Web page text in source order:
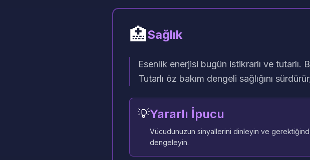
🏥Sağlık
Esenlik enerjisi bugün istikrarlı ve tutarlı.
Tutarlı öz bakım dengeli sağlığını
💡Yararlı İpucu
Vücudunuzun sinyallerini dinleyin ve
dengeleyin.